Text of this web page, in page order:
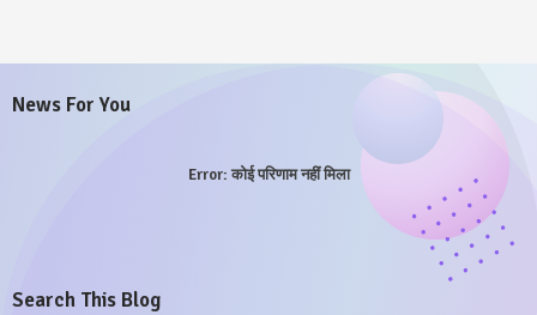
News For You
Error: कोई परिणाम नहीं मिला
Search This Blog